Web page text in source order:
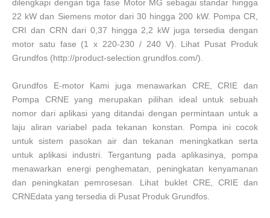
dilengkapi dengan tiga fase Motor MG sebagai standar hingga
22 kW dan Siemens motor dari 30 hingga 200 kW. Pompa CR,
CRI dan CRN dari 0,37 hingga 2,2 kW juga tersedia dengan
motor satu fase (1 x 220-230 / 240 V). Lihat Pusat Produk
Grundfos (http://product-selection.grundfos.com/).
Grundfos E-motor Kami juga menawarkan CRE, CRIE dan
Pompa CRNE yang merupakan pilihan ideal untuk sebuah
nomor dari aplikasi yang ditandai dengan permintaan untuk a
laju aliran variabel pada tekanan konstan. Pompa ini cocok
untuk sistem pasokan air dan tekanan meningkatkan serta
untuk aplikasi industri. Tergantung pada aplikasinya, pompa
menawarkan energi penghematan, peningkatan kenyamanan
dan peningkatan pemrosesan. Lihat buklet CRE, CRIE dan
CRNEdata yang tersedia di Pusat Produk Grundfos.